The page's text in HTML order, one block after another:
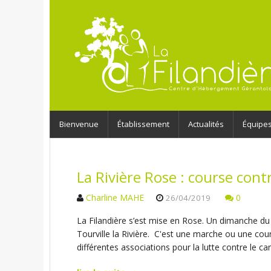
Bienvenue Établissement Actualités Équipes
La Rivière Rose : course
Charline MAHE 26/04/2019 0
La Filandière s’est mise en Rose. Un dimanche
Tourville la Rivière. C'est une marche ou une
différentes associations pour la lutte contre le